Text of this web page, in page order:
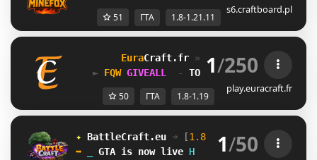
s6.craftboard.pl
51 ГТА 1.8-1.21.11
EuraCraft.fr » GTA, Training
► DR[ GIVEALL - TOUS LES DIMANCHE
1/250
play.euracraft.fr
50 ГТА 1.8-1.19
✦ BattleCraft.eu ➜ [1.8 - 26.2 ] ✦
➥
GTA is now live J 1/50